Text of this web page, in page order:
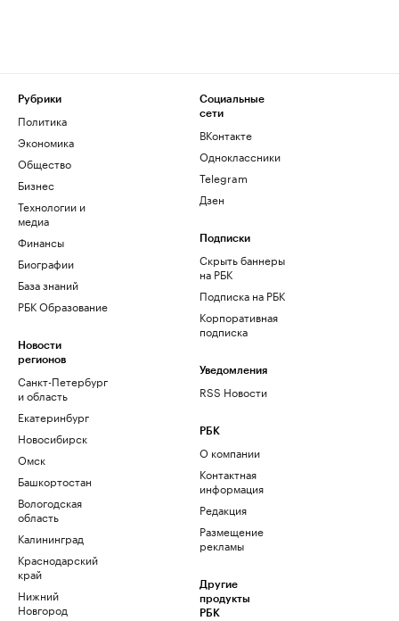
Рубрики
Политика
Экономика
Общество
Бизнес
Технологии и
медиа
Финансы
Биографии
База знаний
РБК Образование
Новости
регионов
Санкт-Петербург
и область
Екатеринбург
Новосибирск
Омск
Башкортостан
Вологодская
область
Калининград
Краснодарский
край
Нижний
Новгород
Социальные
сети
ВКонтакте
Одноклассники
Telegram
Дзен
Подписки
Скрыть баннеры
на РБК
Подписка на РБК
Корпоративная
подписка
Уведомления
RSS Новости
РБК
О компании
Контактная
информация
Редакция
Размещение
рекламы
Другие
продукты
РБК